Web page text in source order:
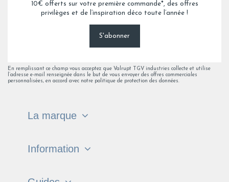
10€ offerts sur votre première commande*, des offres
privilèges et de l’inspiration déco toute l’année !
S'abonner
En remplissant ce champ vous acceptez que Valrupt TGV industries collecte et utilise
l’adresse e-mail renseignée dans le but de vous envoyer des offres commerciales
personnalisées, en accord avec notre politique de protection des données.
La marque
Information